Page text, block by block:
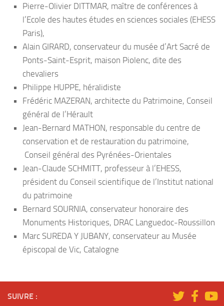
Pierre-Olivier DITTMAR, maître de conférences à
l’Ecole des hautes études en sciences sociales (EHESS
Paris),
Alain GIRARD, conservateur du musée d’Art Sacré de
Ponts-Saint-Esprit, maison Piolenc, dite des
chevaliers
Philippe HUPPE, héralidiste
Frédéric MAZERAN, architecte du Patrimoine, Conseil
général de l’Hérault
Jean-Bernard MATHON, responsable du centre de
conservation et de restauration du patrimoine,
Conseil général des Pyrénées-Orientales
Jean-Claude SCHMITT, professeur à l’EHESS,
président du Conseil scientifique de l’Institut national
du patrimoine
Bernard SOURNIA, conservateur honoraire des
Monuments Historiques, DRAC Languedoc-Roussillon
Marc SUREDA Y JUBANY, conservateur au Musée
épiscopal de Vic, Catalogne
SUIVRE :